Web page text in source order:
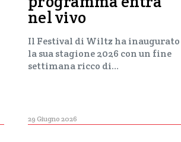
nel vivo
Il Festival di Wiltz ha inaugurato
la sua stagione 2026 con un fine
settimana ricco di…
29 Giugno 2026